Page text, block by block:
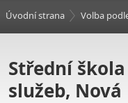
Úvodní strana Volba
Střední
služeb,